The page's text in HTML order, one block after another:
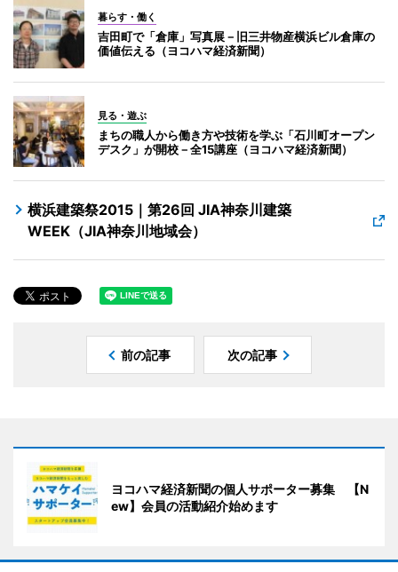
暮らす・働く
吉田町で「倉庫」写真展－旧三井物産横浜ビル倉庫の
価値伝える（ヨコハマ経済新聞）
見る・遊ぶ
まちの職人から働き方や技術を学ぶ「石川町オープン
デスク」が開校－全15講座（ヨコハマ経済新聞）
横浜建築祭2015｜第26回 JIA神奈川建築
WEEK（JIA神奈川地域会）
前の記事 次の記事
ヨコハマ経済新聞の個人サポーター募集 【N
ew】会員の活動紹介始めます